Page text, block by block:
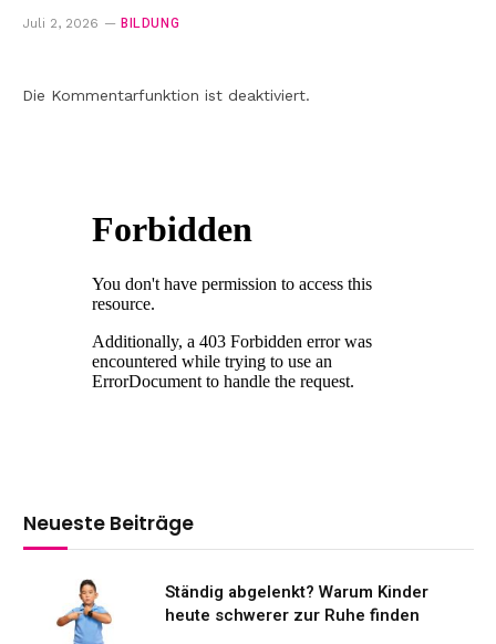
Juli 2, 2026 BILDUNG
Die Kommentarfunktion ist deaktiviert.
Neueste Beiträge
Ständig abgelenkt? Warum Kinder
heute schwerer zur Ruhe finden